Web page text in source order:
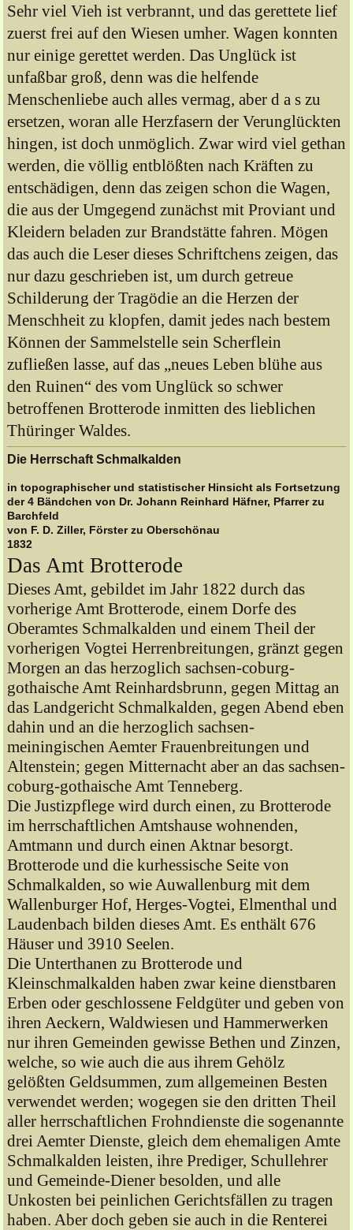
Sehr viel Vieh ist verbrannt, und das gerettete lief
zuerst frei auf den Wiesen umher. Wagen konnten
nur einige gerettet werden. Das Unglück ist
unfaßbar groß, denn was die helfende
Menschenliebe auch alles vermag, aber d a s zu
ersetzen, woran alle Herzfasern der Verunglückten
hingen, ist doch unmöglich. Zwar wird viel gethan
werden, die völlig entblößten nach Kräften zu
entschädigen, denn das zeigen schon die Wagen,
die aus der Umgegend zunächst mit Proviant und
Kleidern beladen zur Brandstätte fahren. Mögen
das auch die Leser dieses Schriftchens zeigen, das
nur dazu geschrieben ist, um durch getreue
Schilderung der Tragödie an die Herzen der
Menschheit zu klopfen, damit jedes nach bestem
Können der Sammelstelle sein Scherflein
zufließen lasse, auf das „neues Leben blühe aus
den Ruinen“ des vom Unglück so schwer
betroffenen Brotterode inmitten des lieblichen
Thüringer Waldes.
Die Herrschaft Schmalkalden
in topographischer und statistischer Hinsicht als Fortsetzung
der 4 Bändchen von Dr. Johann Reinhard Häfner, Pfarrer zu
Barchfeld
von F. D. Ziller, Förster zu Oberschönau
1832
Das Amt Brotterode
Dieses Amt, gebildet im Jahr 1822 durch das
vorherige Amt Brotterode, einem Dorfe des
Oberamtes Schmalkalden und einem Theil der
vorherigen Vogtei Herrenbreitungen, gränzt gegen
Morgen an das herzoglich sachsen-coburg-
gothaische Amt Reinhardsbrunn, gegen Mittag an
das Landgericht Schmalkalden, gegen Abend eben
dahin und an die herzoglich sachsen-
meiningischen Aemter Frauenbreitungen und
Altenstein; gegen Mitternacht aber an das sachsen-
coburg-gothaische Amt Tenneberg.
Die Justizpflege wird durch einen, zu Brotterode
im herrschaftlichen Amtshause wohnenden,
Amtmann und durch einen Aktnar besorgt.
Brotterode und die kurhessische Seite von
Schmalkalden, so wie Auwallenburg mit dem
Wallenburger Hof, Herges-Vogtei, Elmenthal und
Laudenbach bilden dieses Amt. Es enthält 676
Häuser und 3910 Seelen.
Die Unterthanen zu Brotterode und
Kleinschmalkalden haben zwar keine dienstbaren
Erben oder geschlossene Feldgüter und geben von
ihren Aeckern, Waldwiesen und Hammerwerken
nur ihren Gemeinden gewisse Bethen und Zinzen,
welche, so wie auch die aus ihrem Gehölz
gelößten Geldsummen, zum allgemeinen Besten
verwendet werden; wogegen sie den dritten Theil
aller herrschaftlichen Frohndienste die sogenannte
drei Aemter Dienste, gleich dem ehemaligen Amte
Schmalkalden leisten, ihre Prediger, Schullehrer
und Gemeinde-Diener besolden, und alle
Unkosten bei peinlichen Gerichtsfällen zu tragen
haben. Aber doch geben sie auch in die Renterei